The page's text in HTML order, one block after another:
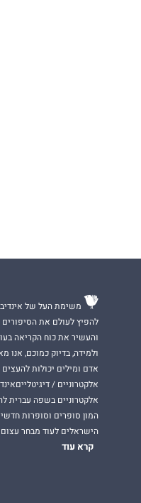
משימת העל של
להפיץ לעולם את
והעשיר את כוח הקריאה
ולמידה, בדיוק כמוכם, אנו
אדם ומילים יכולות
אלקטרוניים /
אלקטרוניים בשפה עברית
המון סופרים וסופרות
הישראלים לעוד מבחר
קרא עוד